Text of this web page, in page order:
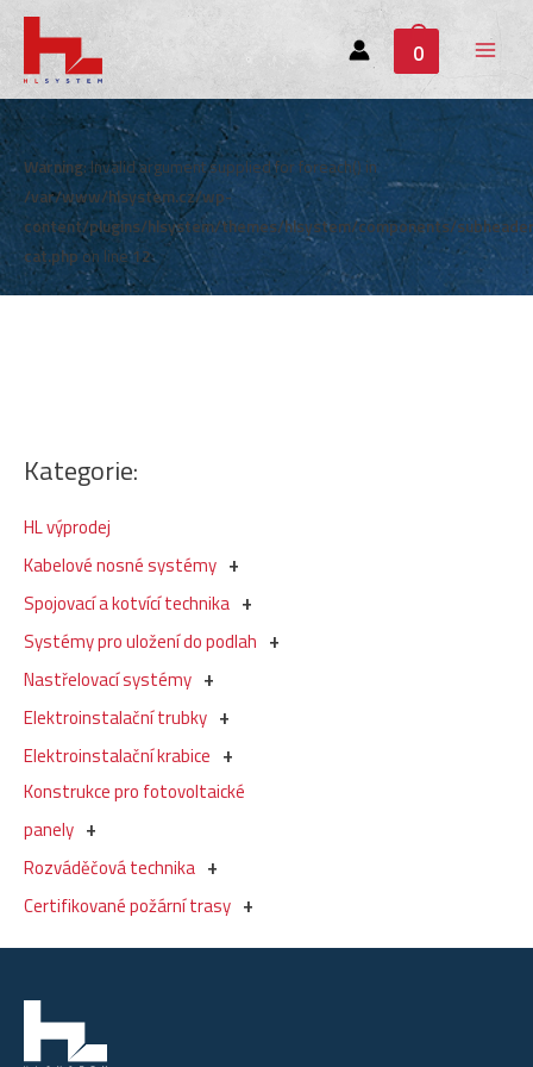
0
Main
Menu
Kategorie:
HL výprodej
Kabelové nosné systémy
Spojovací a kotvící technika
Systémy pro uložení do podlah
Nastřelovací systémy
Elektroinstalační trubky
Elektroinstalační krabice
Konstrukce pro fotovoltaické
panely
Rozváděčová technika
Certifikované požární trasy
Warning: Invalid argument supplied for foreach() in
/var/www/hlsystem.cz/wp-
content/plugins/hlsystem/themes/hlsystem/components/
cat.phpon line12